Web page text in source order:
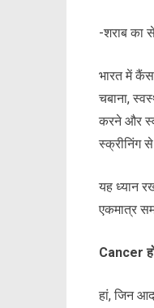
-शराब का
भारत में
चबाना,
करने और
स्क्रीनिंग
यह ध्यान
एकमात्र
Cancer
हां, जिन